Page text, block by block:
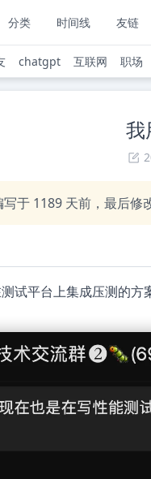
分类 时间线 友链
chatgpt 互联网 职场
我
写于 1189 天前，最后修
试平台上集成压测的方